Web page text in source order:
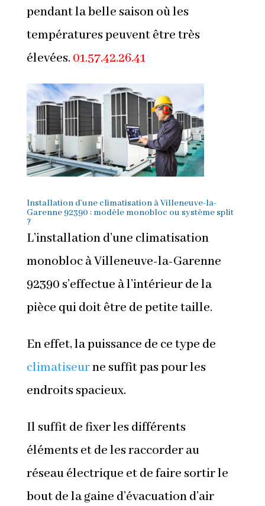
pendant la belle saison où les
températures peuvent être très
élevées. 01.57.42.26.41
Installation d’une climatisation à Villeneuve-la-
Garenne 92390 : modèle monobloc ou système split
?
L’installation d’une climatisation
monobloc à Villeneuve-la-Garenne
92390 s’effectue à l’intérieur de la
pièce qui doit être de petite taille.
En effet, la puissance de ce type de
climatiseurne suffit pas pour les
endroits spacieux.
Il suffit de fixer les différents
éléments et de les raccorder au
réseau électrique et de faire sortir le
bout de la gaine d’évacuation d’air